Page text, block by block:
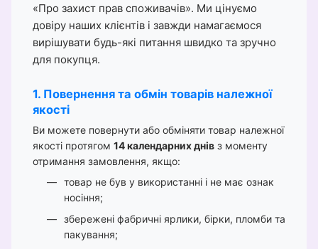
«Про захист прав споживачів». Ми цінуємо
довіру наших клієнтів і завжди намагаємося
вирішувати будь-які питання швидко та зручно
для покупця.
1. Повернення та обмін товарів належної
якості
Ви можете повернути або обміняти товар належної
якості протягом 14 календарних днів з моменту
отримання замовлення, якщо:
товар не був у використанні і не має ознак
носіння;
збережені фабричні ярлики, бірки, пломби та
пакування;